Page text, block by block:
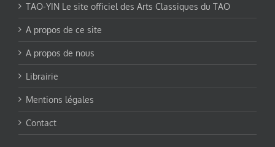
TAO-YIN Le site officiel des Arts Classiques du TAO
A propos de ce site
A propos de nous
Librairie
Mentions légales
Contact